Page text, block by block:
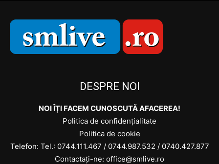
DESPRE NOI
NOI ÎȚI FACEM CUNOSCUTĂ AFACEREA!
Politica de confidențialitate
Politica de cookie
Telefon: Tel.: 0744.111.467 / 0744.987.532 / 0740.427.877
Contactați-ne: office@smlive.ro